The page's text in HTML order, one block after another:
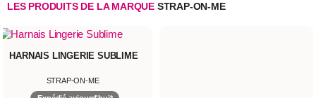
LES PRODUITS DE LA MARQUE STRAP-ON-ME
LINGERIE SUBLIME
STRAP-ON-ME